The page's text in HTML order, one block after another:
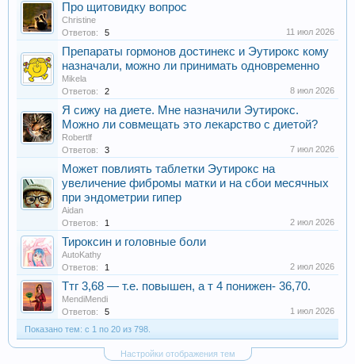
Про щитовидку вопрос
Christine
Ответов:
5 11 июл 2026
Препараты гормонов достинекс и Эутирокс кому
назначали, можно ли принимать одновременно
Mikela
Ответов:
2 8 июл 2026
Я сижу на диете. Мне назначили Эутирокс.
Можно ли совмещать это лекарство с диетой?
Robertlf
Ответов:
3 7 июл 2026
Может повлиять таблетки Эутирокс на
увеличение фибромы матки и на сбои месячных
при эндометрии гипер
Aidan
Ответов:
1 2 июл 2026
Тироксин и головные боли
AutoKathy
Ответов:
1 2 июл 2026
Ттг 3,68 — т.е. повышен, а т 4 понижен- 36,70.
MendiMendi
Ответов:
5
1 июл 2026
Показано тем: с 1 по 20 из 798.
Настройки отображения тем